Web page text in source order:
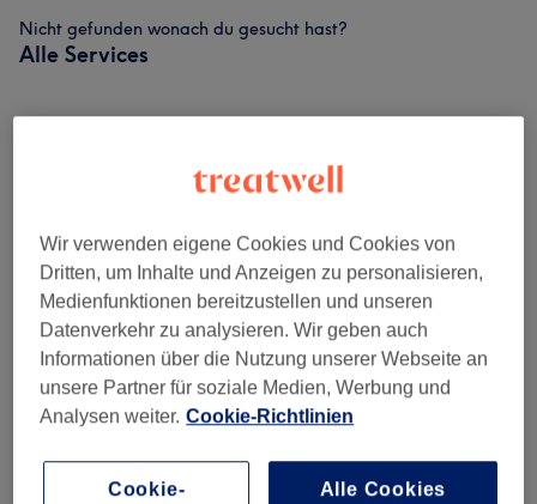
Nicht gefunden wonach du gesucht hast?
Alle Services
1)
Salonbewertungen
3,7
Wir verwenden eigene Cookies und Cookies von
Dritten, um Inhalte und Anzeigen zu personalisieren,
Medienfunktionen bereitzustellen und unseren
Datenverkehr zu analysieren. Wir geben auch
Informationen über die Nutzung unserer Webseite an
unsere Partner für soziale Medien, Werbung und
Analysen weiter. Cookie-Richtlinien
Cookie-
Alle Cookies